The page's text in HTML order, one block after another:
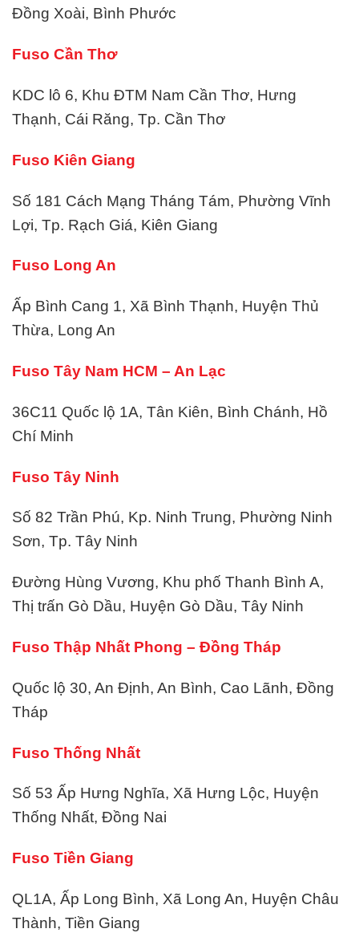
Đồng Xoài, Bình Phước
Fuso Cần Thơ
KDC lô 6, Khu ĐTM Nam Cần Thơ, Hưng
Thạnh, Cái Răng, Tp. Cần Thơ
Fuso Kiên Giang
Số 181 Cách Mạng Tháng Tám, Phường Vĩnh
Lợi, Tp. Rạch Giá, Kiên Giang
Fuso Long An
Ấp Bình Cang 1, Xã Bình Thạnh, Huyện Thủ
Thừa, Long An
Fuso Tây Nam HCM – An Lạc
36C11 Quốc lộ 1A, Tân Kiên, Bình Chánh, Hồ
Chí Minh
Fuso Tây Ninh
Số 82 Trần Phú, Kp. Ninh Trung, Phường Ninh
Sơn, Tp. Tây Ninh
Đường Hùng Vương, Khu phố Thanh Bình A,
Thị trấn Gò Dầu, Huyện Gò Dầu, Tây Ninh
Fuso Thập Nhất Phong – Đồng Tháp
Quốc lộ 30, An Định, An Bình, Cao Lãnh, Đồng
Tháp
Fuso Thống Nhất
Số 53 Ấp Hưng Nghĩa, Xã Hưng Lộc, Huyện
Thống Nhất, Đồng Nai
Fuso Tiền Giang
QL1A, Ấp Long Bình, Xã Long An, Huyện Châu
Thành, Tiền Giang